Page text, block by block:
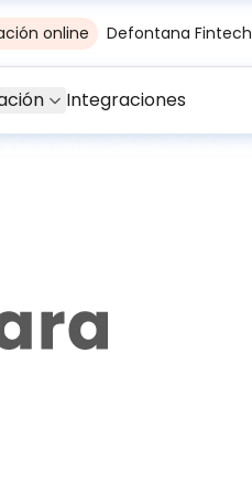
online Defontana Fintech
Integraciones